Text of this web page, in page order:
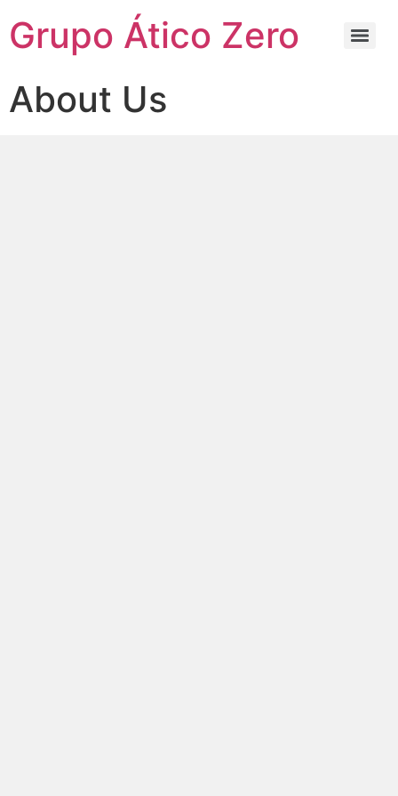
Grupo Ático Zero
About Us